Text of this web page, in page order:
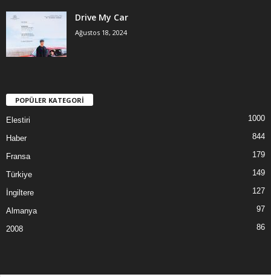
Drive My Car
Ağustos 18, 2024
POPÜLER KATEGORİ
Elestiri 1000
Haber 844
Fransa 179
Türkiye 149
İngiltere 127
Almanya 97
2008 86